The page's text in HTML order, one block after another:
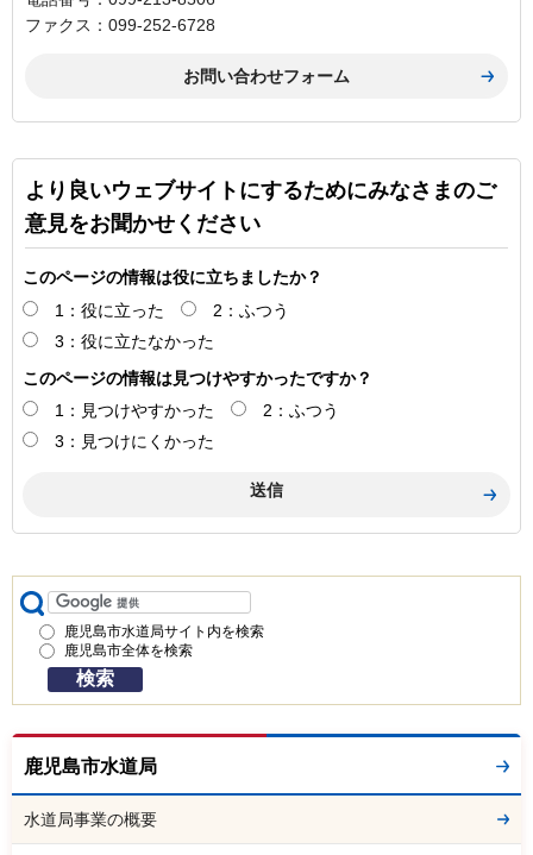
ファクス：099-252-6728
より良いウェブサイトにするためにみなさまのご
意見をお聞かせください
このページの情報は役に立ちましたか？
1：役に立った
2：ふつう
3：役に立たなかった
このページの情報は見つけやすかったですか？
1：見つけやすかった
2：ふつう
3：見つけにくかった
鹿児島市水道局サイト内を検索
鹿児島市全体を検索
鹿児島市水道局
水道局事業の概要